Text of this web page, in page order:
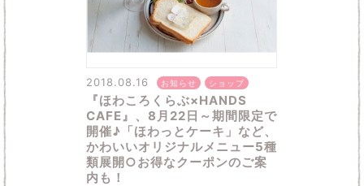
2018.08.16 お知らせ ショップ
『ほわころくらぶ×HANDS
CAFE』、8月22日～期間限定で
開催♪「ほわっとケーキ」など、
かわいいオリジナルメニュー5種
類展開○お得なクーポンのご案
内も！